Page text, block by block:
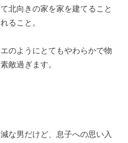
北向きの家を家を建てること
ること。
のようにとてもやわらかで物
敵過ぎます。
な男だけど、息子への思い入